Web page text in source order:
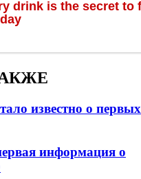
известно о первых
информация о